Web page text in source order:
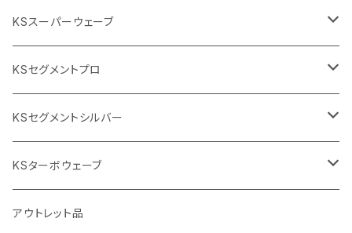
ダイヤモンドホイール
穴あけ用工具
タイルニッパー
プロ用鏝（こて）
吸着盤
その他
高速回転
撹拌羽根
撹拌軸
押し切り（手動切断機
押し切り替え刃（手動切断機替え刃
電動工具
電動切断機
タイルパッチ（ビブラート
KSスーパーウェーブ
105mm（4インチ）
125ｍｍ（5インチ）
KSセグメントプロ
105mm（4インチ）
通常品
ビス穴付き
125mm（5インチ）
通常品
150ｍｍ（6インチ）
KSセグメントシルバー
105mm（4インチ）
125mm（5インチ）
KSターボウェーブ
105mm（4インチ）
アウトレット品